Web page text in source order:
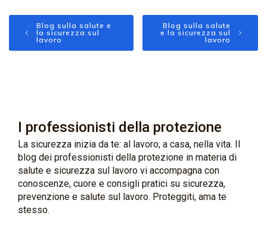
Blog sulla salute e
la sicurezza sul
lavoro
Blog sulla salute
e la sicurezza sul
lavoro
I professionisti della protezione
La sicurezza inizia da te: al lavoro, a casa, nella vita. Il
blog dei professionisti della protezione in materia di
salute e sicurezza sul lavoro vi accompagna con
conoscenze, cuore e consigli pratici su sicurezza,
prevenzione e salute sul lavoro. Proteggiti, ama te
stesso.